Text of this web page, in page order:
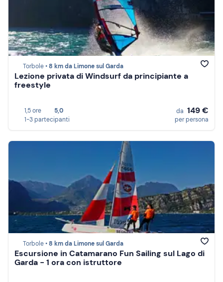
Torbole •8 km da Limone sul Garda
Lezione privata di Windsurf da principiante a
freestyle
1,5 ore
5,0
1-3 partecipanti
da 149 €
per persona
Torbole •8 km da Limone sul Garda
Escursione in Catamarano Fun Sailing sul Lago di
Garda - 1 ora con istruttore